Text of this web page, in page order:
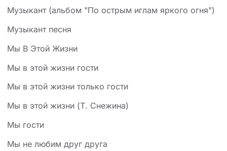
Музыкант (альбом "По острым иглам яркого огня")
Музыкант песня
Мы В Этой Жизни
Мы в этой жизни гости
Мы в этой жизни только гости
Мы в этой жизни (Т. Снежина)
Мы гости
Мы не любим друг друга